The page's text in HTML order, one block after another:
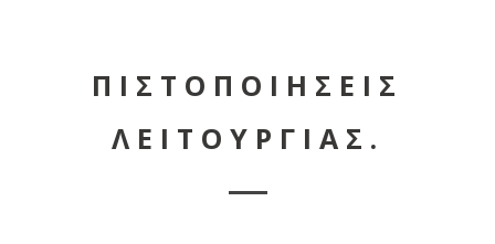
ΠΙΣΤΟΠΟΙΗΣΕΙΣ
ΛΕΙΤΟΥΡΓΙΑΣ.